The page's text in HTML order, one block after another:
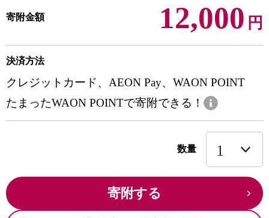
寄附金額 12,000 円
決済方法
クレジットカード、AEON Pay、WAON POINT
たまったWAON POINTで寄附できる！
数量
寄附する